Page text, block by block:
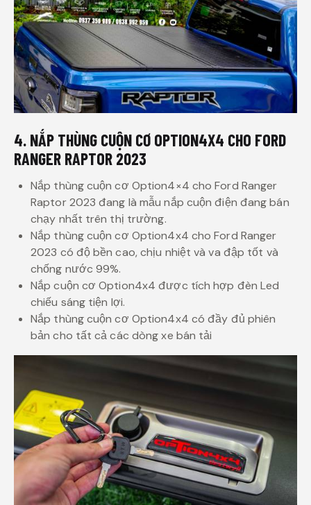
4. NẮP THÙNG CUỘN CƠ OPTION4X4 CHO FORD
RANGER RAPTOR 2023
Nắp thùng cuộn cơ Option4×4 cho Ford Ranger
Raptor 2023 đang là mẫu nắp cuộn điện đang bán
chạy nhất trên thị trường.
Nắp thùng cuộn cơ Option4x4 cho Ford Ranger
2023 có độ bền cao, chịu nhiệt và va đập tốt và
chống nước 99%.
Nắp cuộn cơ Option4x4 được tích hợp đèn Led
chiếu sáng tiện lợi.
Nắp thùng cuộn cơ Option4x4 có đầy đủ phiên
bản cho tất cả các dòng xe bán tải